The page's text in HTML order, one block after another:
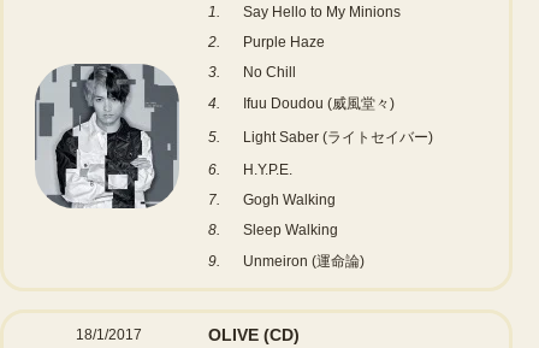
1.
Say Hello to My Minions
2.
Purple Haze
3.
No Chill
4.
Ifuu Doudou (威風堂々)
5.
Light Saber (ライトセイバー)
6.
H.Y.P.E.
7.
Gogh Walking
8.
Sleep Walking
9.
Unmeiron (運命論)
18/1/2017 OLIVE (CD)